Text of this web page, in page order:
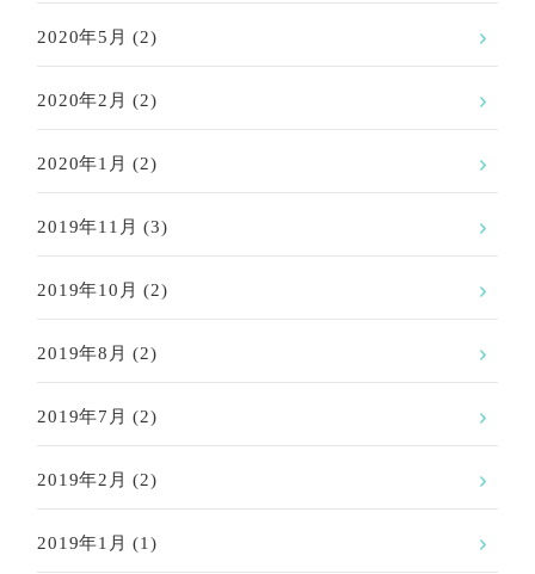
2020年5月 (2)
2020年2月 (2)
2020年1月 (2)
2019年11月 (3)
2019年10月 (2)
2019年8月 (2)
2019年7月 (2)
2019年2月 (2)
2019年1月 (1)